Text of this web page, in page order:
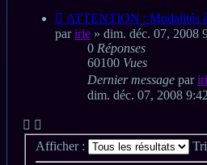
Nouveau
message
ATTENTION : Modalités
paririe » dim. déc. 07, 2008
0 Réponses
60100 Vues
Dernier message par
dim. déc. 07, 2008
Afficher :